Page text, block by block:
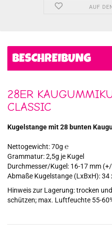
AUF
BESCHREIBUNG
28ER
CLASSIC
Kugelstange mit 28 bunten
Nettogewicht: 70g ℮
Grammatur: 2,5g je Kugel
Durchmesser/Kugel: 16-17 mm
Abmaße Kugelstange (LxBxH): 34
Hinweis zur Lagerung: trocken
schützen; max. Luftfeuchte 55-